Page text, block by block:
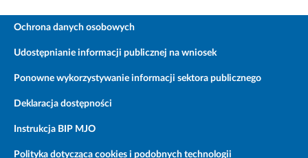
Ochrona danych osobowych
Udostępnianie informacji publicznej na wniosek
Ponowne wykorzystywanie informacji sektora publicznego
Deklaracja dostępności
Instrukcja BIP MJO
Polityka dotycząca cookies i podobnych technologii